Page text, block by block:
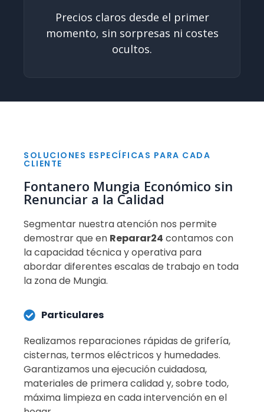
Precios claros desde el primer
momento, sin sorpresas ni costes
ocultos.
SOLUCIONES ESPECÍFICAS PARA CADA
CLIENTE
Fontanero Mungia Económico sin
Renunciar a la Calidad
Segmentar nuestra atención nos permite
demostrar que en Reparar24 contamos con
la capacidad técnica y operativa para
abordar diferentes escalas de trabajo en toda
la zona de Mungia.
Particulares
Realizamos reparaciones rápidas de grifería,
cisternas, termos eléctricos y humedades.
Garantizamos una ejecución cuidadosa,
materiales de primera calidad y, sobre todo,
máxima limpieza en cada intervención en el